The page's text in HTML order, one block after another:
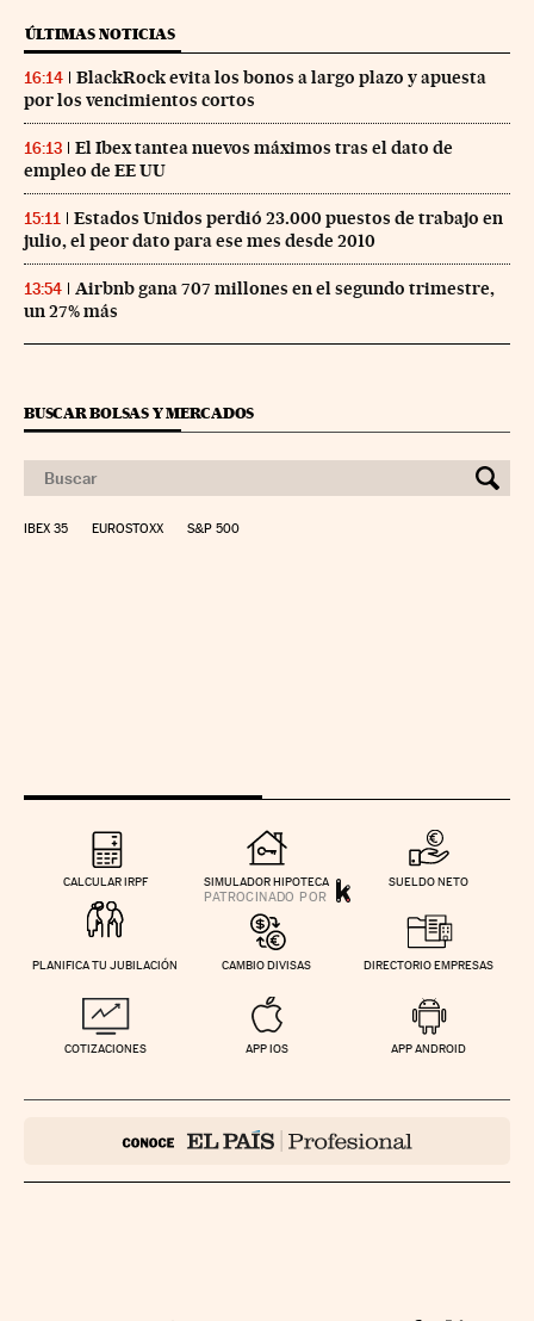
ÚLTIMAS NOTICIAS
16:14
BlackRock evita los bonos a largo plazo y apuesta
por los vencimientos cortos
16:13
El Ibex tantea nuevos máximos tras el dato de
empleo de EE UU
15:11
Estados Unidos perdió 23.000 puestos de trabajo en
julio, el peor dato para ese mes desde 2010
13:54
Airbnb gana 707 millones en el segundo trimestre,
un 27% más
BUSCAR BOLSAS Y MERCADOS
IBEX 35 EUROSTOXX S&P 500
CALCULAR IRPF SIMULADOR HIPOTECA SUELDO NETO
PLANIFICA TU JUBILACIÓN CAMBIO DIVISAS DIRECTORIO EMPRESAS
COTIZACIONES APP IOS APP ANDROID